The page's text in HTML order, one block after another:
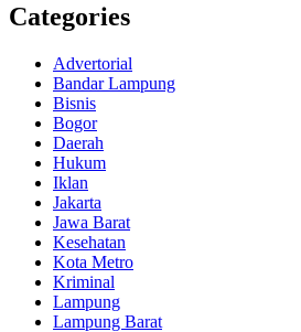
Categories
Advertorial
Bandar Lampung
Bisnis
Bogor
Daerah
Hukum
Iklan
Jakarta
Jawa Barat
Kesehatan
Kota Metro
Kriminal
Lampung
Lampung Barat